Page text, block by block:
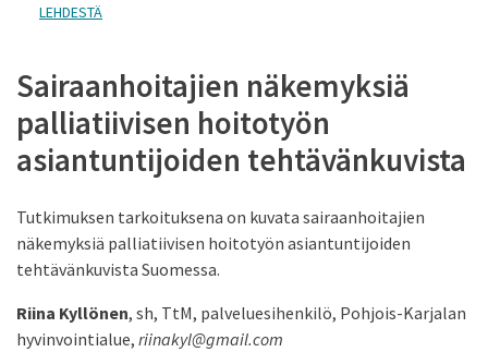
LEHDESTÄ
Sairaanhoitajien näkemyksiä
palliatiivisen hoitotyön
asiantuntijoiden tehtävänkuvista
Tutkimuksen tarkoituksena on kuvata sairaanhoitajien
näkemyksiä palliatiivisen hoitotyön asiantuntijoiden
tehtävänkuvista Suomessa.
Riina Kyllönen, sh, TtM, palveluesihenkilö, Pohjois-Karjalan
hyvinvointialue, riinakyl@gmail.com